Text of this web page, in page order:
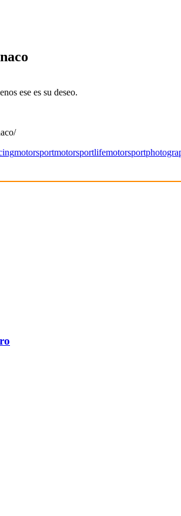
ese es su deseo.
motorsportmotorsportlife